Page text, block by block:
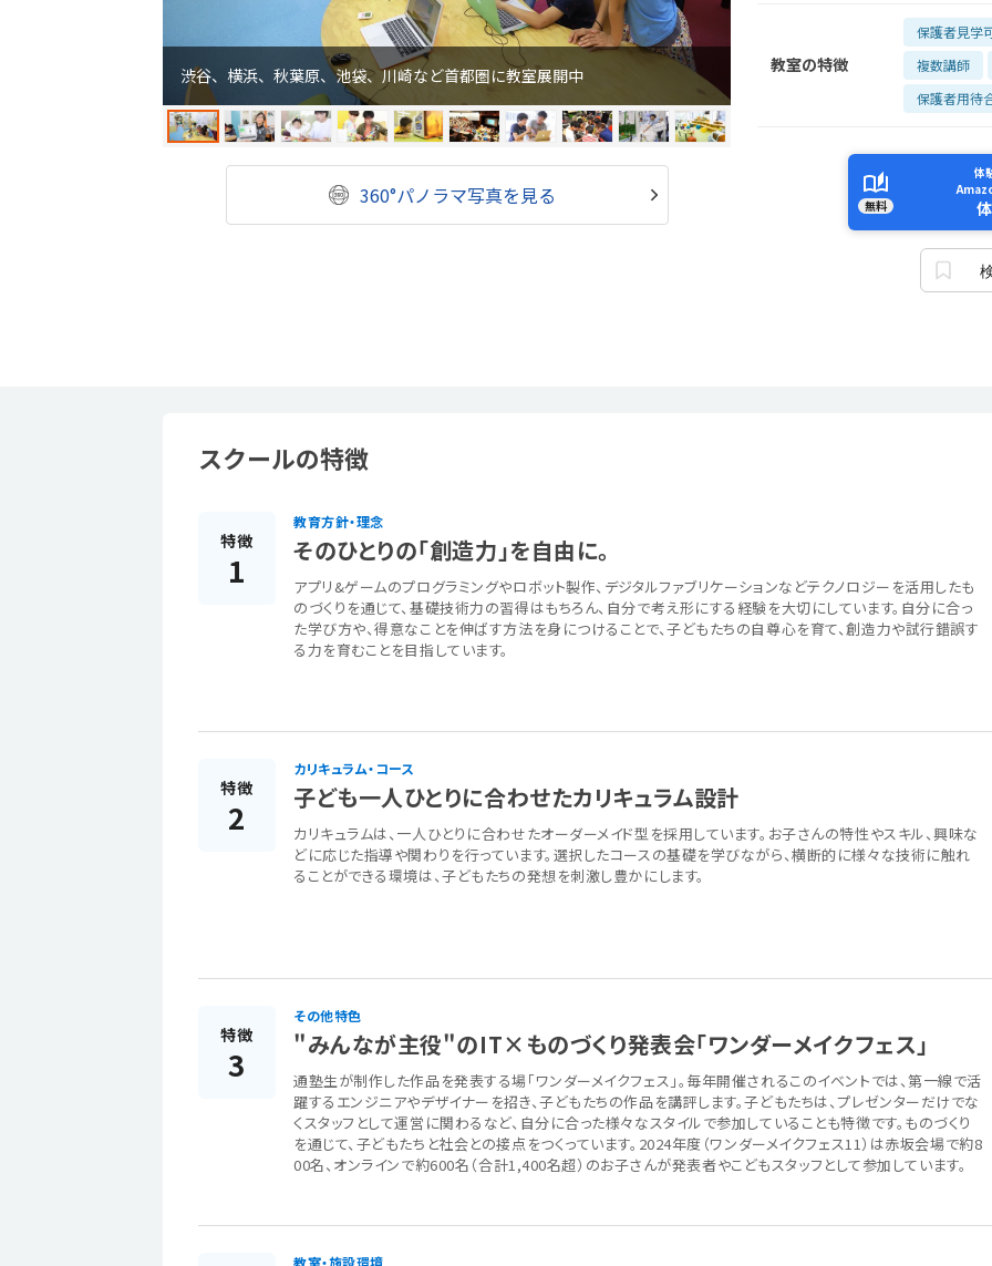
渋谷、横浜、秋葉原、池袋、川崎など首都圏に教室展開中
360°パノラマ写真を見る
教室の特徴
保護者見学
複数講師
保護者用待
無料
体
スクールの特徴
特徴
1
教育方針・理念
そのひとりの「創造力」を自由に。
アプリ&ゲームのプログラミングやロボット製作、デジタルファブリケーションなどテクノロジーを活用したも
のづくりを通じて、基礎技術力の習得はもちろん、自分で考え形にする経験を大切にしています。自分に合っ
た学び方や、得意なことを伸ばす方法を身につけることで、子どもたちの自尊心を育て、創造力や試行錯誤す
る力を育むことを目指しています。
特徴
2
カリキュラム・コース
子ども一人ひとりに合わせたカリキュラム設計
カリキュラムは、一人ひとりに合わせたオーダーメイド型を採用しています。お子さんの特性やスキル、興味な
どに応じた指導や関わりを行っています。選択したコースの基礎を学びながら、横断的に様々な技術に触れ
ることができる環境は、子どもたちの発想を刺激し豊かにします。
特徴
3
その他特色
"みんなが主役"のIT×ものづくり発表会「ワンダーメイクフェス」
通塾生が制作した作品を発表する場「ワンダーメイクフェス」。毎年開催されるこのイベントでは、第一線で活
躍するエンジニアやデザイナーを招き、子どもたちの作品を講評します。子どもたちは、プレゼンターだけでな
くスタッフとして運営に関わるなど、自分に合った様々なスタイルで参加していることも特徴です。ものづくり
を通じて、子どもたちと社会との接点をつくっています。2024年度（ワンダーメイクフェス11）は赤坂会場で約8
00名、オンラインで約600名（合計1,400名超）のお子さんが発表者やこどもスタッフとして参加しています。
教室・施設環境